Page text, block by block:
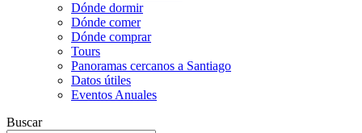
Dónde dormir
Dónde comer
Dónde comprar
Tours
Panoramas cercanos a Santiago
Datos útiles
Eventos Anuales
Buscar